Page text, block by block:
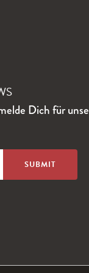
Dich für